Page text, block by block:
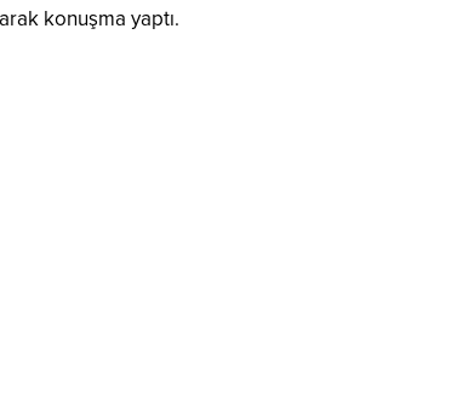
konuşma yaptı.